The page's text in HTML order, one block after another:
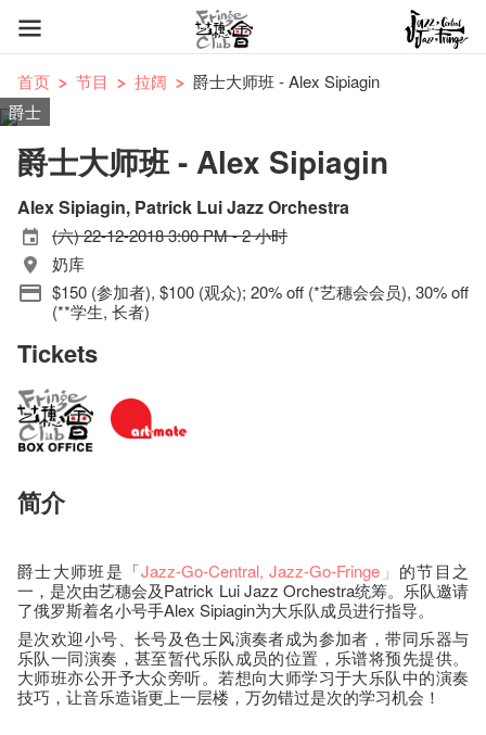
首页 节目 拉阔
爵士大师班 - Alex Sipiagin
爵士
爵士大师班 - Alex Sipiagin
Alex Sipiagin, Patrick Lui Jazz Orchestra
(六) 22-12-2018 3:00 PM - 2 小时
奶库
$150 (参加者), $100 (观众); 20% off (*艺穗会会员), 30% off
(**学生, 长者)
Tickets
简介
爵士大师班是「Jazz-Go-Central, Jazz-Go-Fringe 」 的节目之
一，是次由艺穗会及Patrick Lui Jazz Orchestra统筹。乐队邀请
了俄罗斯着名小号手Alex Sipiagin为大乐队成员进行指导。
是次欢迎小号、长号及色士风演奏者成为参加者，带同乐器与
乐队一同演奏，甚至暂代乐队成员的位置，乐谱将预先提供。
大师班亦公开予大众旁听。若想向大师学习于大乐队中的演奏
技巧，让音乐造诣更上一层楼，万勿错过是次的学习机会！